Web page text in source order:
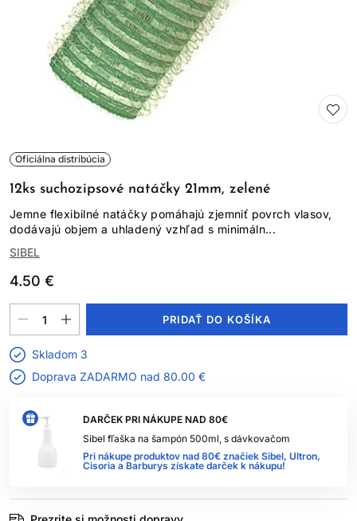
Oficiálna distribúcia
12ks suchozipsové natáčky 21mm, zelené
Jemne flexibilné natáčky pomáhajú zjemniť povrch vlasov,
dodávajú objem a uhladený vzhľad s minimáln...
SIBEL
4.50 €
DARČEK PRI NÁKUPE NAD 80€
Sibel fľaška na šampón 500ml, s dávkovačom
Pri nákupe produktov nad 80€ značiek Sibel, Ultron,
Cisoria a Barburys získate darček k nákupu!
PRIDAŤ DO KOŠÍKA
Skladom 3
Doprava ZADARMO nad 80.00 €